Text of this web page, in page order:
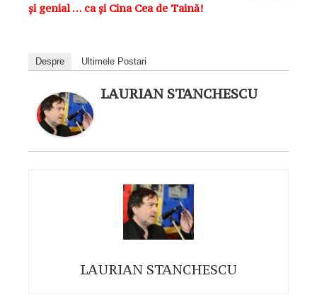
și genial … ca și Cina Cea de Taină!
Despre Ultimele Postari
LAURIAN STANCHESCU
LAURIAN STANCHESCU